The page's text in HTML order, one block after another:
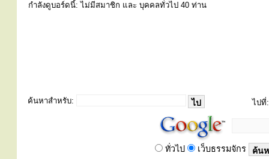
กำลังดูบอร์ดนี้: ไม่มีสมาชิก และ บุคคลทั่วไป 40 ท่าน
ค้นหาสำหรับ: ไปที่:
ทั่วไป เว็บธรรมจักร